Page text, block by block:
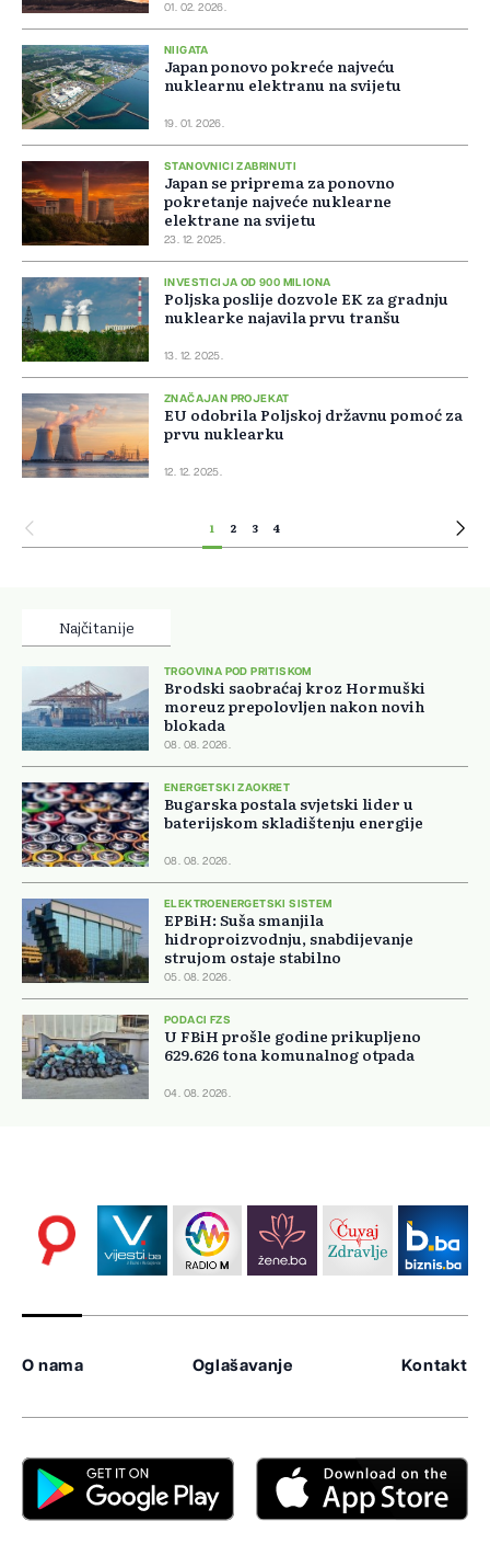
01. 02. 2026.
NIIGATA
Japan ponovo pokreće najveću
nuklearnu elektranu na svijetu
19. 01. 2026.
STANOVNICI ZABRINUTI
Japan se priprema za ponovno
pokretanje najveće nuklearne
elektrane na svijetu
23. 12. 2025.
INVESTICIJA OD 900 MILIONA
Poljska poslije dozvole EK za gradnju
nuklearke najavila prvu tranšu
13. 12. 2025.
ZNAČAJAN PROJEKAT
EU odobrila Poljskoj državnu pomoć za
prvu nuklearku
12. 12. 2025.
1 2 3 4
Najčitanije
TRGOVINA POD PRITISKOM
Brodski saobraćaj kroz Hormuški
moreuz prepolovljen nakon novih
blokada
08. 08. 2026.
ENERGETSKI ZAOKRET
Bugarska postala svjetski lider u
baterijskom skladištenju energije
08. 08. 2026.
ELEKTROENERGETSKI SISTEM
EPBiH: Suša smanjila
hidroproizvodnju, snabdijevanje
strujom ostaje stabilno
05. 08. 2026.
PODACI FZS
U FBiH prošle godine prikupljeno
629.626 tona komunalnog otpada
04. 08. 2026.
O nama Oglašavanje Kontakt